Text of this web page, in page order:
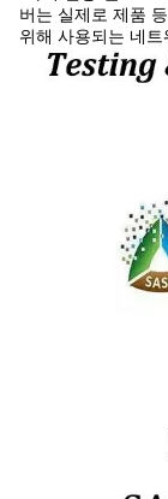
버는 실제로 제품
위해 사용되는 네트